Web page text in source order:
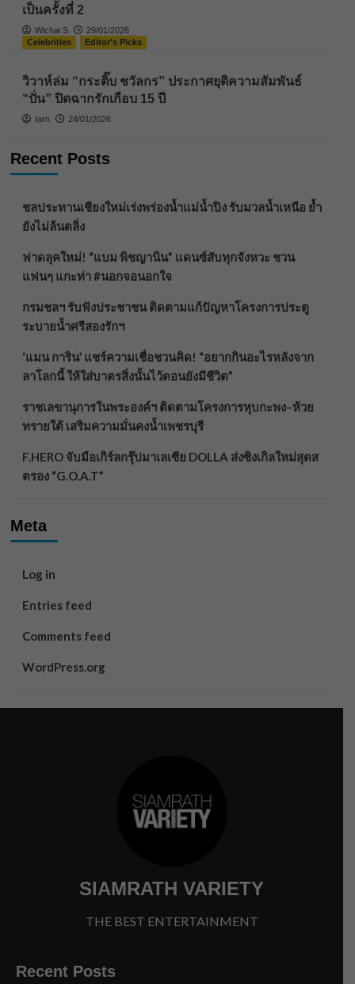
เป็นครั้งที่ 2
Wichai S
29/01/2026
Celebrities
Editor's Picks
วิวาห์ล่ม “กระติ๊บ ชวัลกร” ประกาศยุติความสัมพันธ์
“ปั่น” ปิดฉากรักเกือบ 15 ปี
tarn 24/01/2026
Recent Posts
ชลประทานเชียงใหม่เร่งพร่องน้ำแม่น้ำปิง รับมวลน้ำเหนือ ย้ำ
ยังไม่ล้นตลิ่ง
ฟาดลุคใหม่! “แบม พิชญานิน” แดนซ์สับทุกจังหวะ ชวน
แฟนๆ แกะท่า #นอกจอนอกใจ
กรมชลฯ รับฟังประชาชน ติดตามแก้ปัญหาโครงการประตู
ระบายน้ำศรีสองรักฯ
‘แมน การิน’ แชร์ความเชื่อชวนคิด! “อยากกินอะไรหลังจาก
ลาโลกนี้ ให้ใส่บาตรสิ่งนั้นไว้ตอนยังมีชีวิต”
ราชเลขานุการในพระองค์ฯ ติดตามโครงการหุบกะพง–ห้วย
ทรายใต้ เสริมความมั่นคงน้ำเพชรบุรี
F.HERO จับมือเกิร์ลกรุ๊ปมาเลเซีย DOLLA ส่งซิงเกิลใหม่สุดส
ตรอง “G.O.A.T”
Meta
Log in
Entries feed
Comments feed
WordPress.org
SIAMRATH VARIETY
THE BEST ENTERTAINMENT
Recent Posts